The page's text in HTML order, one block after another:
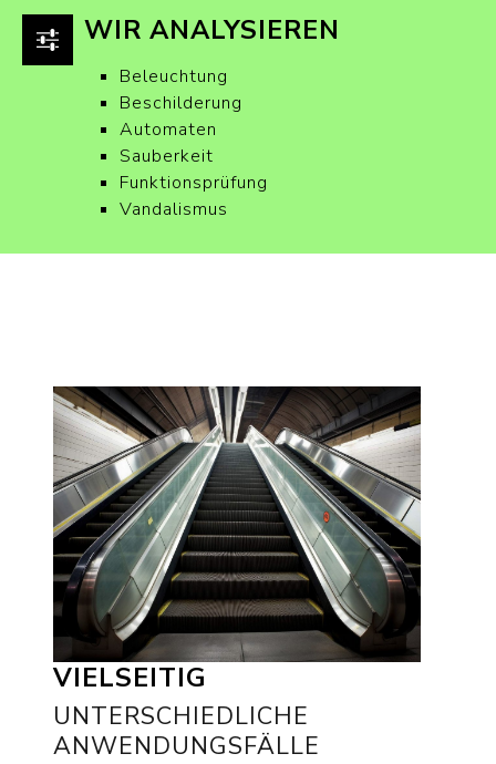
WIR ANALYSIEREN
Beleuchtung
Beschilderung
Automaten
Sauberkeit
Funktionsprüfung
Vandalismus
VIELSEITIG
UNTERSCHIEDLICHE
ANWENDUNGSFÄLLE